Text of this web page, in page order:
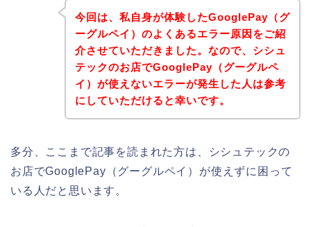
今回は、私自身が体験したGooglePay（グ
ーグルペイ）のよくあるエラー原因をご紹
介させていただきました。なので、シシュ
テックのお店でGooglePay（グーグルペ
イ）が使えないエラーが発生した人は参考
にしていただけると幸いです。
多分、ここまで記事を読まれた方は、シシュテックの
お店でGooglePay（グーグルペイ）が使えずに困って
いる人だと思います。